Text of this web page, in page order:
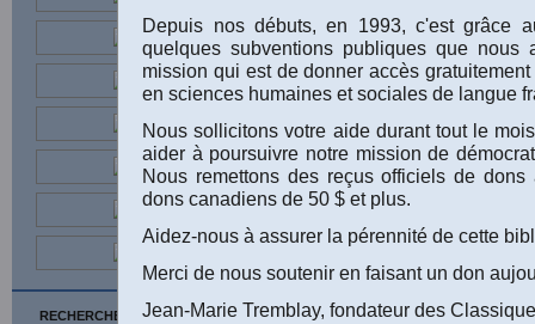
RECHERCHE SUR LE SITE
Pierre
agents,
l'étranger
Depuis nos débuts, en 1993, c'est grâce
quelques subventions publiques que
mission qui est de donner accès
en sciences humaines et sociales de langue
Nous sollicitons votre aide durant tout le
aider à poursuivre notre mission de
Nous remettons des reçus officiels de
dons canadiens de 50 $ et plus.
Aidez-nous à assurer la pérennité de cette
Merci de nous soutenir en faisant un don
Jean-Marie Tremblay, fondateur des